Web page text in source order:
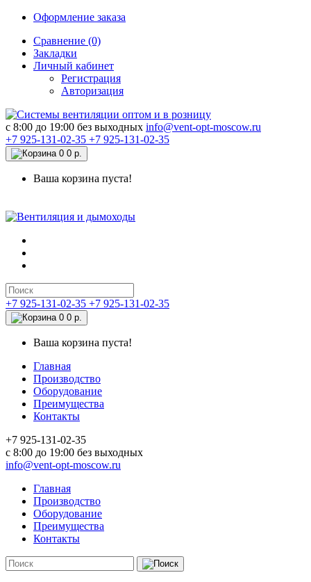
Оформление заказа
Сравнение (0)
Закладки
Личный кабинет
Регистрация
Авторизация
c 8:00 до 19:00 без выходных info@vent-opt-moscow.ru
+7 925-131-02-35 +7 925-131-02-35
0 0 р.
Ваша корзина пуста!
+7 925-131-02-35 +7 925-131-02-35
0 0 р.
Ваша корзина пуста!
Главная
Производство
Оборудование
Преимущества
Контакты
+7 925-131-02-35
c 8:00 до 19:00 без выходных
info@vent-opt-moscow.ru
Главная
Производство
Оборудование
Преимущества
Контакты